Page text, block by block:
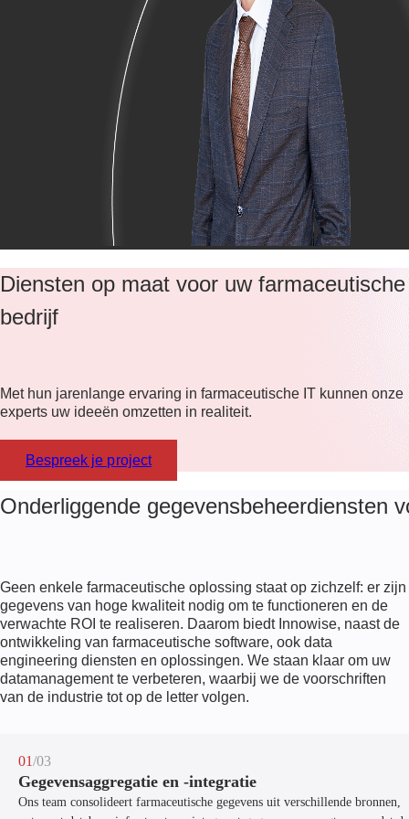
Diensten op maat voor uw farmaceutische
bedrijf
Met hun jarenlange ervaring in farmaceutische IT kunnen onze
experts uw ideeën omzetten in realiteit.
Bespreek je project
Onderliggende gegevensbeheerdiensten
Geen enkele farmaceutische oplossing staat op zichzelf: er zijn
gegevens van hoge kwaliteit nodig om te functioneren en de
verwachte ROI te realiseren. Daarom biedt Innowise, naast de
ontwikkeling van farmaceutische software, ook data
engineering diensten en oplossingen. We staan klaar om uw
datamanagement te verbeteren, waarbij we de voorschriften
van de industrie tot op de letter volgen.
01/03
Gegevensaggregatie en -integratie
Ons team consolideert farmaceutische gegevens uit verschillende bronnen,